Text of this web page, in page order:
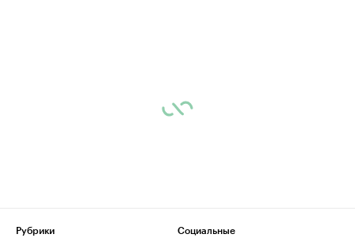
Рубрики
Социальные